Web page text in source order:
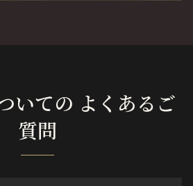
いての よくあるご
質問